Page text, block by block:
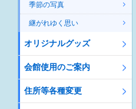
季節の写真
継がれゆく思い
オリジナルグッズ
会館使用のご案内
住所等各種変更